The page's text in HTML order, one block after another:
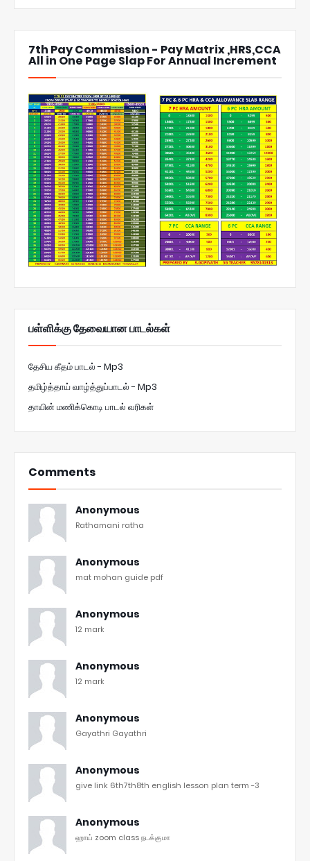
7th Pay Commission - Pay Matrix ,HRS,CCA
All in One Page Slap For Annual Increment
பள்ளிக்கு தேவையான பாடல்கள்
தேசிய கீதம் பாடல் - Mp3
தமிழ்த்தாய் வாழ்த்துப்பாடல் - Mp3
தாயின் மணிக்கொடி பாடல் வரிகள்
Comments
Anonymous
Rathamani ratha
Anonymous
mat mohan guide pdf
Anonymous
12 mark
Anonymous
12 mark
Anonymous
Gayathri Gayathri
Anonymous
give link 6th7th8th english lesson plan term -3
Anonymous
ஹாய் zoom class நடக்குமா